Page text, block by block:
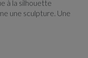
à la silhouette
une sculpture. Une